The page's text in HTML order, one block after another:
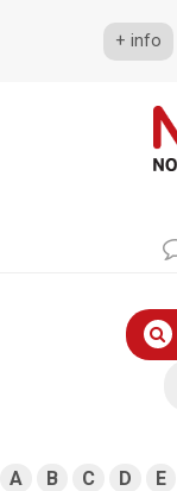
+ info
A B C D E